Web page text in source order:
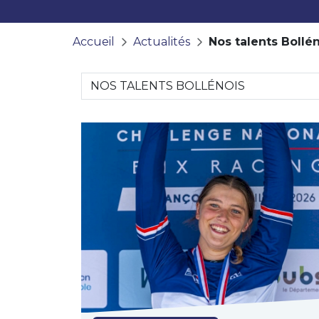
Accueil Actualités Nos talents